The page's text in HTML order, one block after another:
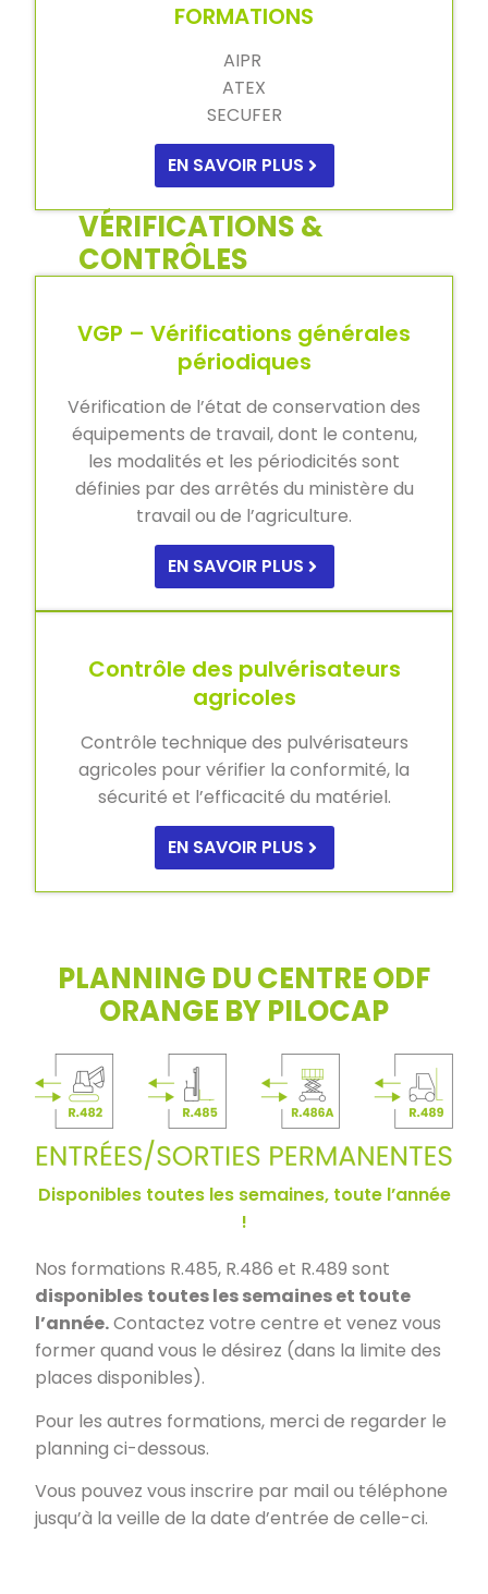
FORMATIONS
AIPR
ATEX
SECUFER
EN SAVOIR PLUS
VÉRIFICATIONS &
CONTRÔLES
VGP – Vérifications générales
périodiques
Vérification de l’état de conservation des
équipements de travail, dont le contenu,
les modalités et les périodicités sont
définies par des arrêtés du ministère du
travail ou de l’agriculture.
EN SAVOIR PLUS
Contrôle des pulvérisateurs
agricoles
Contrôle technique des pulvérisateurs
agricoles pour vérifier la conformité, la
sécurité et l’efficacité du matériel.
EN SAVOIR PLUS
PLANNING DU CENTRE ODF
ORANGE BY PILOCAP
Disponibles toutes les semaines, toute l’année
!
Nos formations R.485, R.486 et R.489 sont
disponibles toutes les semaines et toute
l’année.Contactez votre centre et venez vous
former quand vous le désirez (dans la limite des
places disponibles).
Pour les autres formations, merci de regarder le
planning ci-dessous.
Vous pouvez vous inscrire par mail ou téléphone
jusqu’à la veille de la date d’entrée de celle-ci.